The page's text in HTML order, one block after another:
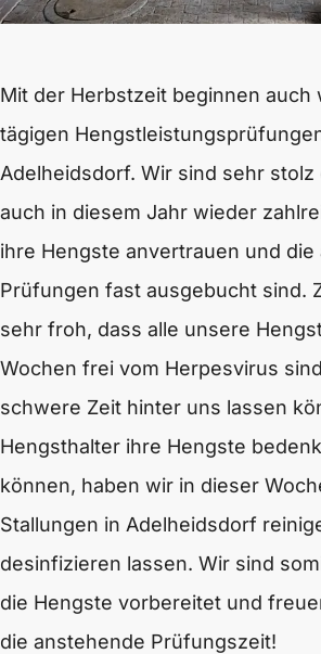
Mit der Herbstzeit beginnen auch
tägigen
Adelheidsdorf. Wir sind sehr stolz
auch in diesem Jahr wieder
ihre Hengste anvertrauen und
Prüfungen fast ausgebucht sind.
sehr froh, dass alle unsere
Wochen frei vom Herpesvirus
schwere Zeit hinter uns lassen
Hengsthalter ihre Hengste
können, haben wir in dieser
Stallungen in Adelheidsdorf
desinfizieren lassen. Wir sind
die Hengste vorbereitet und
die anstehende Prüfungszeit!